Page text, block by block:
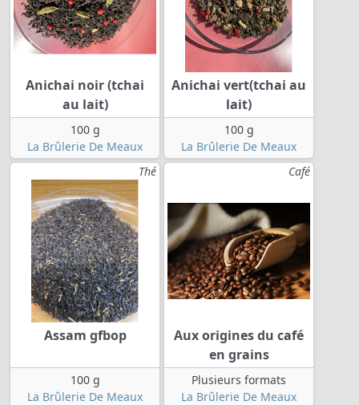
Anichai noir (tchai
au lait)
100 g
La Brûlerie De Meaux
Anichai vert(tchai au
lait)
100 g
La Brûlerie De Meaux
Thé
Assam gfbop
100 g
La Brûlerie De Meaux
Café
Aux origines du café
en grains
Plusieurs formats
La Brûlerie De Meaux